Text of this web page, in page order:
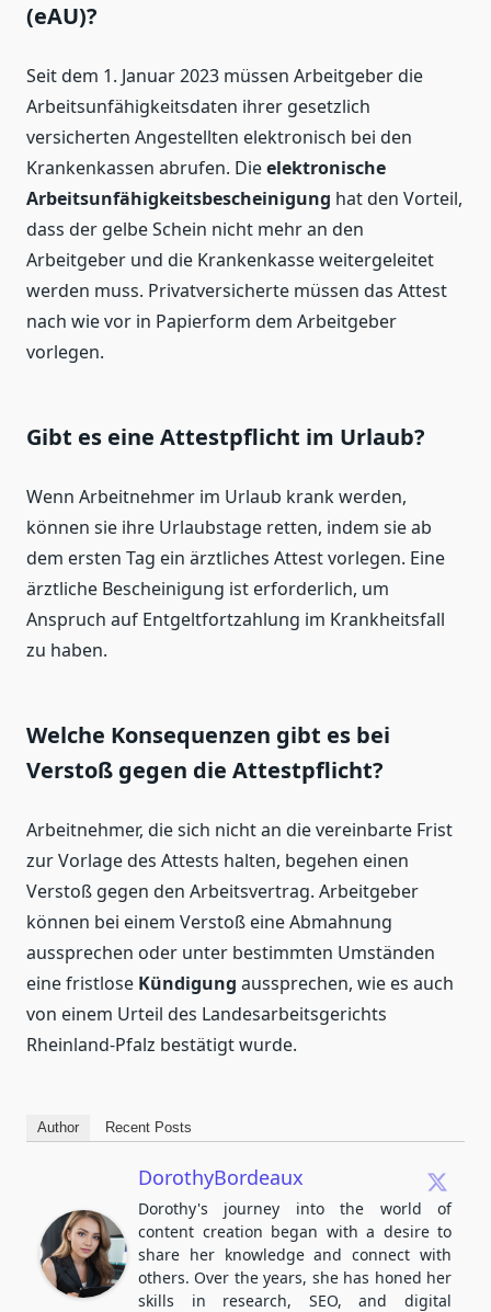
(eAU)?
Seit dem 1. Januar 2023 müssen Arbeitgeber die
Arbeitsunfähigkeitsdaten ihrer gesetzlich
versicherten Angestellten elektronisch bei den
Krankenkassen abrufen. Dieelektronische
Arbeitsunfähigkeitsbescheinigung hat den Vorteil,
dass der gelbe Schein nicht mehr an den
Arbeitgeber und die Krankenkasse weitergeleitet
werden muss. Privatversicherte müssen das Attest
nach wie vor in Papierform dem Arbeitgeber
vorlegen.
Gibt es eine Attestpflicht im Urlaub?
Wenn Arbeitnehmer im Urlaub krank werden,
können sie ihre Urlaubstage retten, indem sie ab
dem ersten Tag ein ärztliches Attest vorlegen. Eine
ärztliche Bescheinigung ist erforderlich, um
Anspruch auf Entgeltfortzahlung im Krankheitsfall
zu haben.
Welche Konsequenzen gibt es bei
Verstoß gegen die Attestpflicht?
Arbeitnehmer, die sich nicht an die vereinbarte Frist
zur Vorlage des Attests halten, begehen einen
Verstoß gegen den Arbeitsvertrag. Arbeitgeber
können bei einem Verstoß eine Abmahnung
aussprechen oder unter bestimmten Umständen
eine fristlose Kündigung aussprechen, wie es auch
von einem Urteil des Landesarbeitsgerichts
Rheinland-Pfalz bestätigt wurde.
Author Recent Posts
DorothyBordeaux
Dorothy's journey into the world of
content creation began with a desire to
share her knowledge and connect with
others. Over the years, she has honed her
skills in research, SEO, and digital